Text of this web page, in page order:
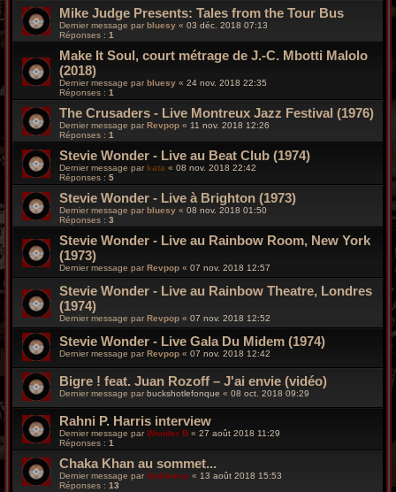
Mike Judge Presents: Tales from the Tour Bus
Dernier message par bluesy « 03 déc. 2018 07:13
Réponses : 1
Make It Soul, court métrage de J.-C. Mbotti Malolo
(2018)
Dernier message par bluesy « 24 nov. 2018 22:35
Réponses : 1
The Crusaders - Live Montreux Jazz Festival (1976)
Dernier message par Revpop « 11 nov. 2018 12:26
Réponses : 1
Stevie Wonder - Live au Beat Club (1974)
Dernier message parkata « 08 nov. 2018 22:42
Réponses : 5
Stevie Wonder - Live à Brighton (1973)
Dernier message par bluesy « 08 nov. 2018 01:50
Réponses : 3
Stevie Wonder - Live au Rainbow Room, New York
(1973)
Dernier message par Revpop « 07 nov. 2018 12:57
Stevie Wonder - Live au Rainbow Theatre, Londres
(1974)
Dernier message par Revpop « 07 nov. 2018 12:52
Stevie Wonder - Live Gala Du Midem (1974)
Dernier message parRevpop « 07 nov. 2018 12:42
Bigre ! feat. Juan Rozoff – J'ai envie (vidéo)
Dernier message par buckshotlefonque « 08 oct. 2018 09:29
Rahni P. Harris interview
Dernier message parWonder B « 27 août 2018 11:29
Réponses : 1
Chaka Khan au sommet...
Dernier message par funkiness « 13 août 2018 15:53
Réponses : 13